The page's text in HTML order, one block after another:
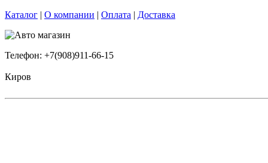
Каталог | О компании | Оплата | Доставка
Телефон: +7(908)911-66-15
Киров